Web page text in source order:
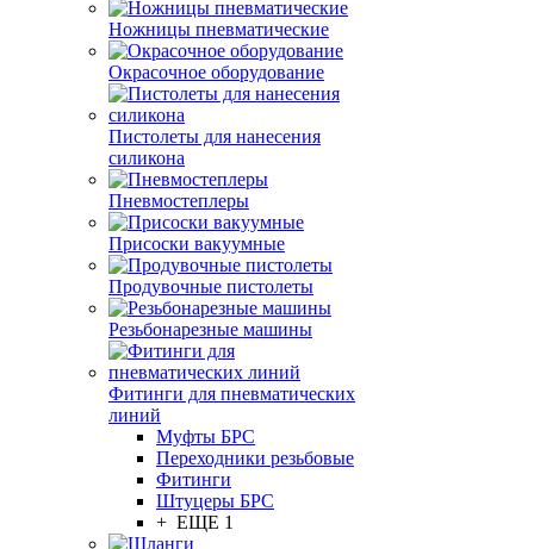
Ножницы пневматические
Окрасочное оборудование
Пистолеты для нанесения
силикона
Пневмостеплеры
Присоски вакуумные
Продувочные пистолеты
Резьбонарезные машины
Фитинги для пневматических
линий
Муфты БРС
Переходники резьбовые
Фитинги
Штуцеры БРС
+ ЕЩЕ 1